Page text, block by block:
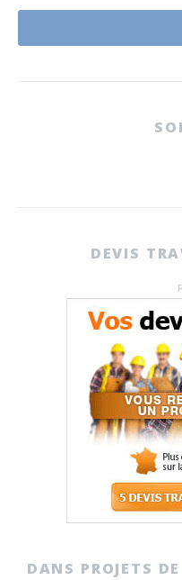
DEVIS
DANS PROJETS